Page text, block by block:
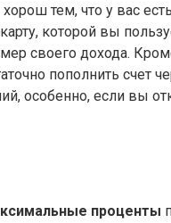
тем, что у вас есть
которой вы
своего дохода.
пополнить счет
особенно, если вы
проценты